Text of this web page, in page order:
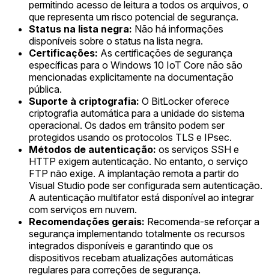
permitindo acesso de leitura a todos os arquivos, o
que representa um risco potencial de segurança.
Status na lista negra: Não há informações
disponíveis sobre o status na lista negra.
Certificações: As certificações de segurança
específicas para o Windows 10 IoT Core não são
mencionadas explicitamente na documentação
pública.
Suporte à criptografia: O BitLocker oferece
criptografia automática para a unidade do sistema
operacional. Os dados em trânsito podem ser
protegidos usando os protocolos TLS e IPsec.
Métodos de autenticação: os serviços SSH e
HTTP exigem autenticação. No entanto, o serviço
FTP não exige. A implantação remota a partir do
Visual Studio pode ser configurada sem autenticação.
A autenticação multifator está disponível ao integrar
com serviços em nuvem.
Recomendações gerais: Recomenda-se reforçar a
segurança implementando totalmente os recursos
integrados disponíveis e garantindo que os
dispositivos recebam atualizações automáticas
regulares para correções de segurança.